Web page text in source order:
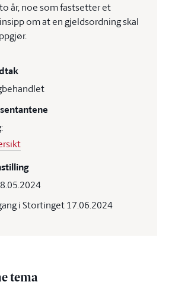
år, noe som fastsetter et
om at en gjeldsordning skal
i Stortinget 17.06.2024
tema